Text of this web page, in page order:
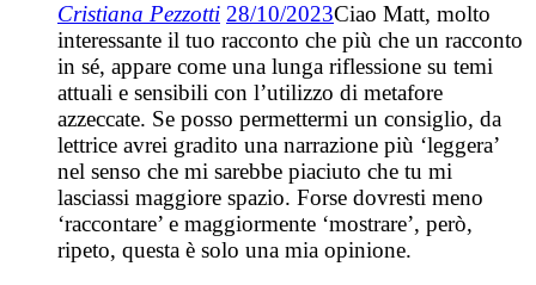
Cristiana Pezzotti 28/10/2023Ciao Matt, molto
interessante il tuo racconto che più che un racconto
in sé, appare come una lunga riflessione su temi
attuali e sensibili con l’utilizzo di metafore
azzeccate. Se posso permettermi un consiglio, da
lettrice avrei gradito una narrazione più ‘leggera’
nel senso che mi sarebbe piaciuto che tu mi
lasciassi maggiore spazio. Forse dovresti meno
‘raccontare’ e maggiormente ‘mostrare’, però,
ripeto, questa è solo una mia opinione.